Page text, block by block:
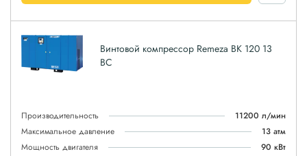
Винтовой компрессор Remeza ВК 120 13
ВС
Производительность
11200 л/мин
Максимальное давление
13 атм
Мощность двигателя
90 кВт